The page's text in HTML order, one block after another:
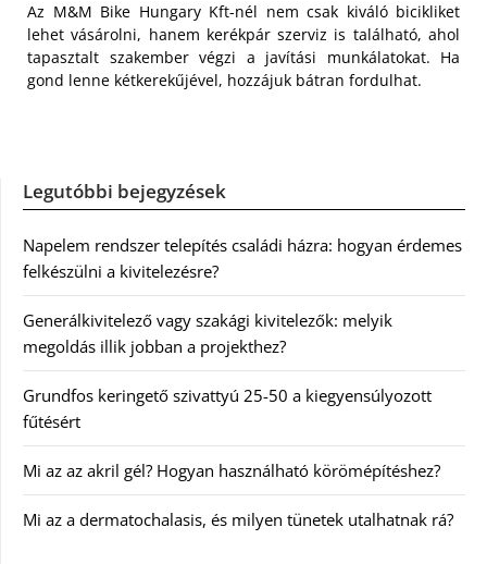
Az M&M Bike Hungary Kft-nél nem csak kiváló bicikliket
lehet vásárolni, hanem kerékpár szerviz is található, ahol
tapasztalt szakember végzi a javítási munkálatokat. Ha
gond lenne kétkerekűjével, hozzájuk bátran fordulhat.
Legutóbbi bejegyzések
Napelem rendszer telepítés családi házra: hogyan érdemes
felkészülni a kivitelezésre?
Generálkivitelező vagy szakági kivitelezők: melyik
megoldás illik jobban a projekthez?
Grundfos keringető szivattyú 25-50 a kiegyensúlyozott
fűtésért
Mi az az akril gél? Hogyan használható körömépítéshez?
Mi az a dermatochalasis, és milyen tünetek utalhatnak rá?